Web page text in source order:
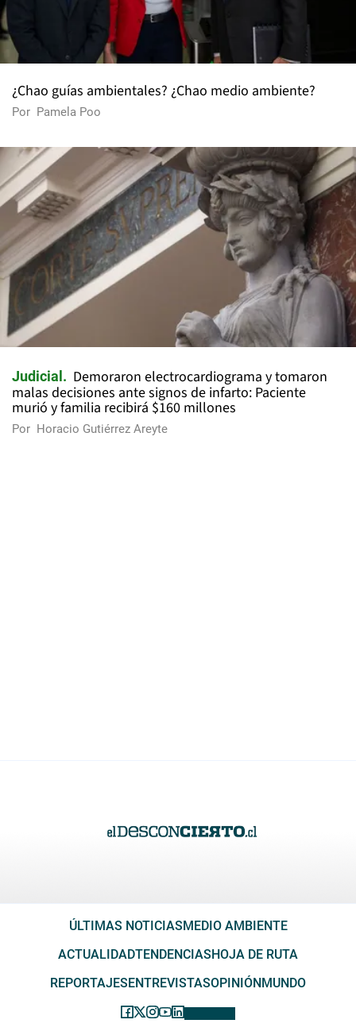
¿Chao guías ambientales? ¿Chao medio ambiente?
Por Pamela Poo
Judicial
Demoraron electrocardiograma y tomaron
malas decisiones ante signos de infarto: Paciente
murió y familia recibirá $160 millones
Por Horacio Gutiérrez Areyte
ÚLTIMAS NOTICIASMEDIO AMBIENTE
ACTUALIDADTENDENCIASHOJA DE RUTA
REPORTAJESENTREVISTASOPINIÓNMUNDO